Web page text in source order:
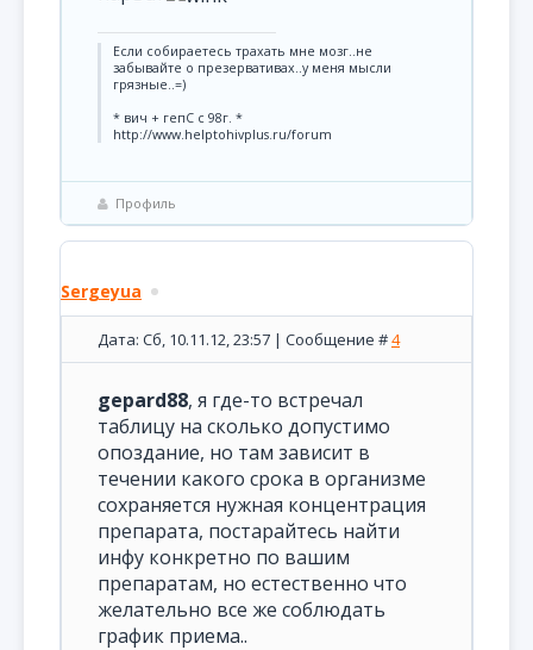
Если собираетесь трахать мне мозг..не
забывайте о презервативах..у меня мысли
грязные..=)
* вич + гепС с 98г. *
http://www.helptohivplus.ru/forum
Профиль
Sergeyua
Дата: Сб, 10.11.12, 23:57 | Сообщение #4
gepard88, я где-то встречал
таблицу на сколько допустимо
опоздание, но там зависит в
течении какого срока в организме
сохраняется нужная концентрация
препарата, постарайтесь найти
инфу конкретно по вашим
препаратам, но естественно что
желательно все же соблюдать
график приема..